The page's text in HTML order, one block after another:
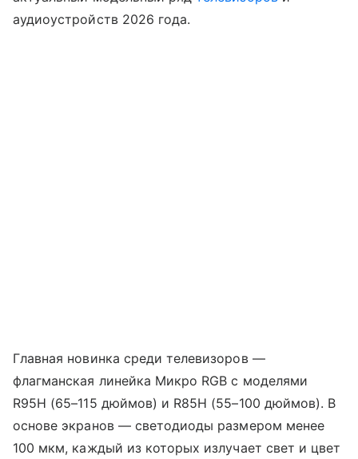
аудиоустройств 2026 года.
Главная новинка среди телевизоров —
флагманская линейка Микро RGB с моделями
R95H (65–115 дюймов) и R85H (55–100 дюймов). В
основе экранов — светодиоды размером менее
100 мкм, каждый из которых излучает свет и цвет